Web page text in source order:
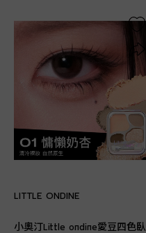
LITTLE ONDINE
小奧汀Little ondine愛豆四色臥